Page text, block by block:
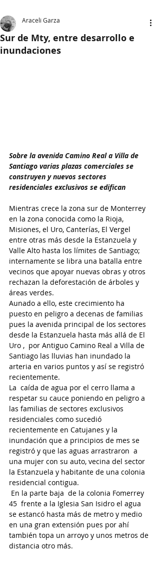
Sur de Mty, entre desarrollo e
inundaciones
Araceli Garza
Sobre la avenida Camino Real a Villa de
Santiago varias plazas comerciales se
construyen y nuevos sectores
residenciales exclusivos se edifican
Mientras crece la zona sur de Monterrey
en la zona conocida como la Rioja,
Misiones, el Uro, Canterías, El Vergel
entre otras más desde la Estanzuela y
Valle Alto hasta los límites de Santiago;
internamente se libra una batalla entre
vecinos que apoyar nuevas obras y otros
rechazan la deforestación de árboles y
áreas verdes.
Aunado a ello, este crecimiento ha
puesto en peligro a decenas de familias
pues la avenida principal de los sectores
desde la Estanzuela hasta más allá de El
Uro ,  por Antiguo Camino Real a Villa de
Santiago las lluvias han inundado la
arteria en varios puntos y así se registró
recientemente.
La  caída de agua por el cerro llama a
respetar su cauce poniendo en peligro a
las familias de sectores exclusivos
residenciales como sucedió
recientemente en Catujanes y la
inundación que a principios de mes se
registró y que las aguas arrastraron  a
una mujer con su auto, vecina del sector
la Estanzuela y habitante de una colonia
residencial contigua.
En la parte baja  de la colonia Fomerrey
45  frente a la Iglesia San Isidro el agua
se estancó hasta más de metro y medio
en una gran extensión pues por ahí
también topa un arroyo y unos metros de
distancia otro más.